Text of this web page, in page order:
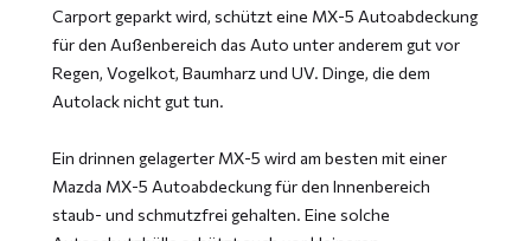
Carport geparkt wird, schützt eine MX-5 Autoabdeckung
für den Außenbereich das Auto unter anderem gut vor
Regen, Vogelkot, Baumharz und UV. Dinge, die dem
Autolack nicht gut tun.
Ein drinnen gelagerter MX-5 wird am besten mit einer
Mazda MX-5 Autoabdeckung für den Innenbereich
staub- und schmutzfrei gehalten. Eine solche